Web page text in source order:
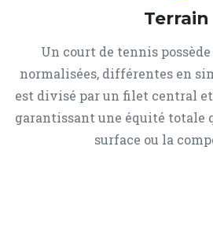
Terrain
Un court de tennis
normalisées, différentes en
est divisé par un filet central
garantissant une équité totale
surface ou la